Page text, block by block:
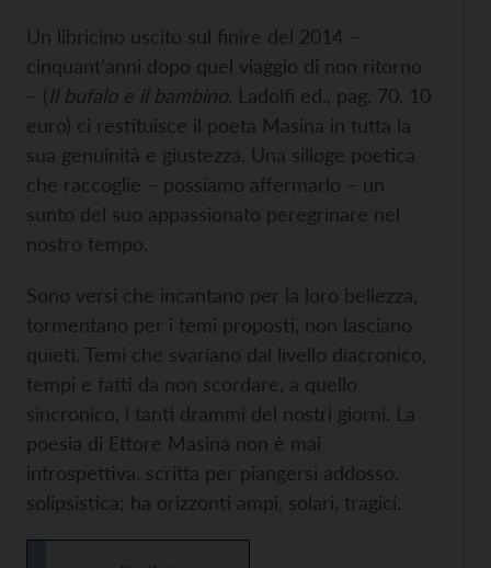
Un libricino uscito sul finire del 2014 –
cinquant’anni dopo quel viaggio di non ritorno
– (Il bufalo e il bambino , Ladolfi ed., pag. 70, 10
euro) ci restituisce il poeta Masina in tutta la
sua genuinità e giustezza. Una silloge poetica
che raccoglie – possiamo affermarlo – un
sunto del suo appassionato peregrinare nel
nostro tempo.
Sono versi che incantano per la loro bellezza,
tormentano per i temi proposti, non lasciano
quieti. Temi che svariano dal livello diacronico,
tempi e fatti da non scordare, a quello
sincronico, i tanti drammi del nostri giorni. La
poesia di Ettore Masina non è mai
introspettiva, scritta per piangersi addosso,
solipsistica; ha orizzonti ampi, solari, tragici.